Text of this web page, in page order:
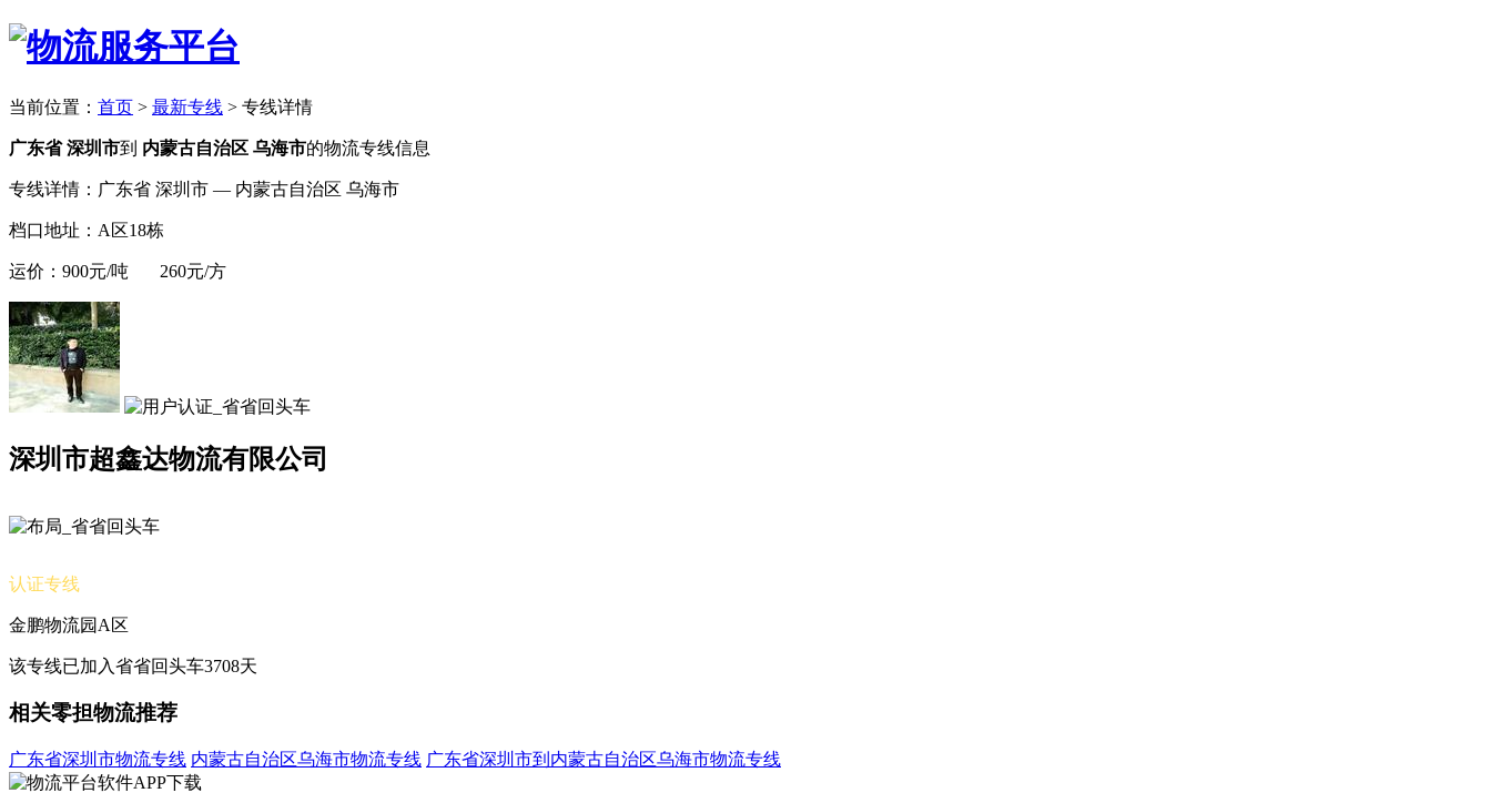
当前位置： 首页 > 最新专线 > 专线详情
广东省 深圳市到 内蒙古自治区 乌海市的物流专线信息
专线详情：广东省 深圳市 — 内蒙古自治区 乌海市
档口地址：A区18栋
运价：900元/吨 260元/方
深圳市超鑫达物流有限公司
认证专线
金鹏物流园A区
该专线已加入省省回头车3708天
相关零担物流推荐
广东省深圳市物流专线 内蒙古自治区乌海市物流专线 广东省深圳市到内蒙古自治区乌海市物流专线